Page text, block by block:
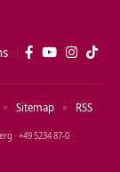
· +49 5234 87‑0 ·
Sitemap RSS